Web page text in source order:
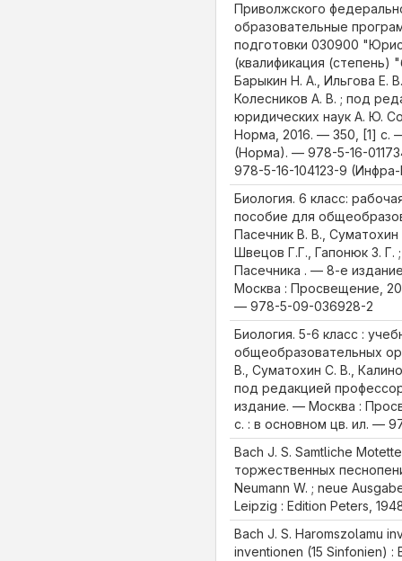
Приволжского
образовательные
подготовки 030900
(квалификация (степень)
Барыкин Н. А., Ильгова Е.
Колесников А. В. ; под
юридических наук А. Ю.
Норма, 2016. — 350, [1] с.
(Норма). — 978-5-16-
978-5-16-104123-9
Биология. 6 класс:
пособие для
Пасечник В. В.,
Швецов Г.Г., Гапонюк З. Г.
Пасечника . — 8-е
Москва : Просвещение,
— 978-5-09-036928-2
Биология. 5-6 класс :
общеобразовательных
В., Суматохин С. В.,
под редакцией
издание. — Москва :
c. : в основном цв. ил. —
Bach J. S. Samtliche
торжественных
Neumann W. ; neue
Leipzig : Edition Peters,
Bach J. S. Haromszolamu
inventionen (15 Sinfonien) :